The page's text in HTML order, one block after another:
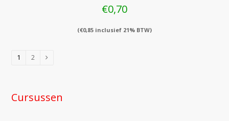
€0,70
(€0,85 inclusief 21% BTW)
1 2
Cursussen